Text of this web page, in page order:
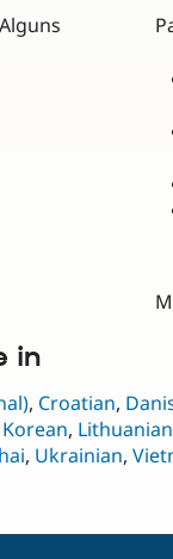
in
, Croatian,
Korean, Lithuanian
, Ukrainian,